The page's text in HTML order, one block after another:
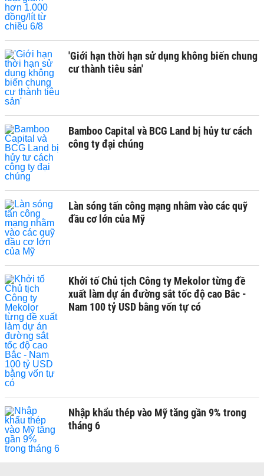
'Giới hạn thời hạn sử dụng không biến chung
cư thành tiêu sản'
Bamboo Capital và BCG Land bị hủy tư cách
công ty đại chúng
Làn sóng tấn công mạng nhằm vào các quỹ
đầu cơ lớn của Mỹ
Khởi tố Chủ tịch Công ty Mekolor từng đề
xuất làm dự án đường sắt tốc độ cao Bắc -
Nam 100 tỷ USD bằng vốn tự có
Nhập khẩu thép vào Mỹ tăng gần 9% trong
tháng 6